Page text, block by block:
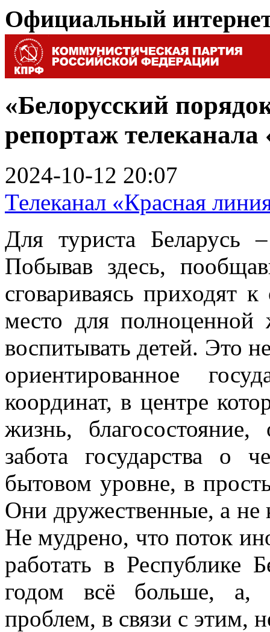
Официальный
«Белорусский
репортаж
2024-10-12 20:07
Телеканал «Красная
Для туриста Беларусь
Побывав здесь,
сговариваясь приходят
место для
воспитывать детей. Это
ориентированное
координат, в центре
жизнь,
забота государства о
бытовом уровне, в
Они дружественные, а не
Не мудрено, что поток
работать в Республике
годом всё больше, а,
проблем, в связи с этим,